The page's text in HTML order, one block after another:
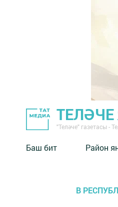
"Теләче" газетасы -
Баш бит Район
В